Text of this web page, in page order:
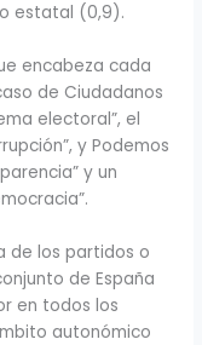
estatal (0,9).
encabeza cada
de Ciudadanos
electoral”, el
y Podemos
y un
de los partidos o
de España
en todos los
autonómico